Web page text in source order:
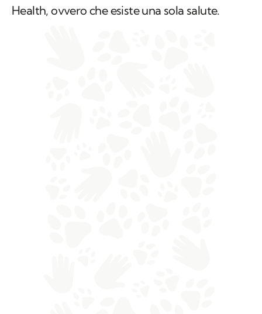
Health, ovvero che esiste una sola salute.